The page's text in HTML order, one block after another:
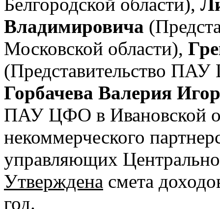
Владимировича
Московской области),
(Представительство
Горбачева Валерия
ПАУ ЦФО в Ивановской
некоммерческого
управляющих
Утверждена смета
год.